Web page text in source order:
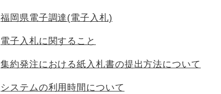
福岡県電子調達(電子入札)
電子入札に関すること
集約発注における紙入札書の提出方法について
システムの利用時間について